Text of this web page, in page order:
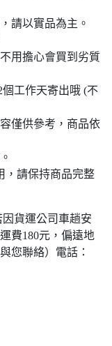
請以實品為主。
用擔心會買到劣質
工作天寄出哦 (不
僅供參考，商品依
，請保持商品完整
貨運公司車趟安
費180元，偏遠地
您聯絡）電話：